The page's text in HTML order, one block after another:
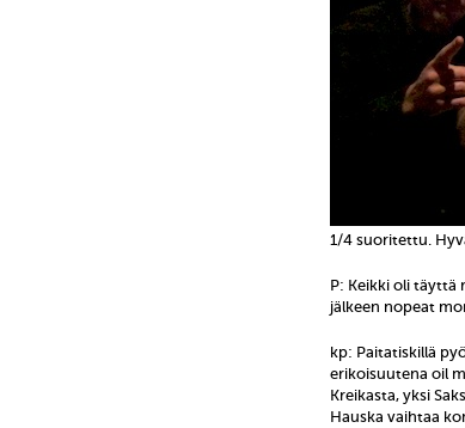
1/4 suoritettu.
P: Keikki oli täyttä
jälkeen nopeat
kp: Paitatiskillä
erikoisuutena oil
Kreikasta, yksi
Hauska vaihtaa